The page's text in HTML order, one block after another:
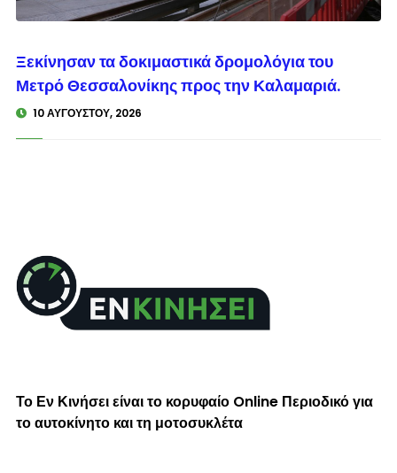
Ξεκίνησαν τα δοκιμαστικά δρομολόγια του
Μετρό Θεσσαλονίκης προς την Καλαμαριά.
10 ΑΥΓΟΎΣΤΟΥ, 2026
Το Εν Κινήσει είναι το κορυφαίο Online Περιοδικό για
το αυτοκίνητο και τη μοτοσυκλέτα